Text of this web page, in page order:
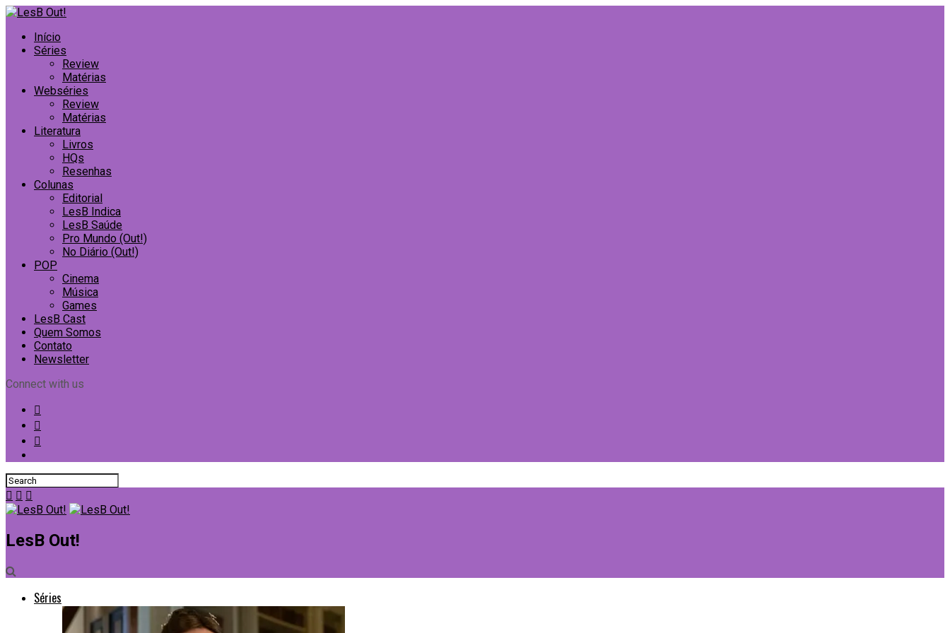
Início
Séries
Review
Matérias
Webséries
Review
Matérias
Literatura
Livros
HQs
Resenhas
Colunas
Editorial
LesB Indica
LesB Saúde
Pro Mundo (Out!)
No Diário (Out!)
POP
Cinema
Música
Games
LesB Cast
Quem Somos
Contato
Newsletter
Connect with us
LesB Out!
Séries